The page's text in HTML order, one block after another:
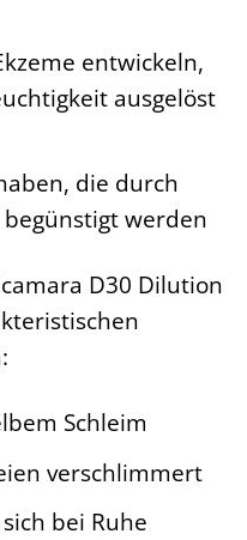
entwickeln,
ausgelöst
die durch
werden
D30 Dilution
Schleim
verschlimmert
bei Ruhe